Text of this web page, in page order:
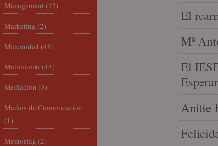
El
Mª
El
Anitie
Management (12)
Marketing (2)
Maternidad (48)
Matrimonio (44)
Mediación (3)
Medios de Comunicación
(1)
Mentoring (2)